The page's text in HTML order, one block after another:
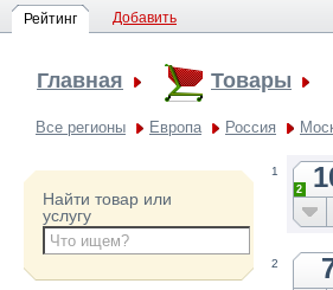
Рейтинг Добавить
Главная Товары
Все регионы Европа Россия
Найти товар или
услугу
1
2
2